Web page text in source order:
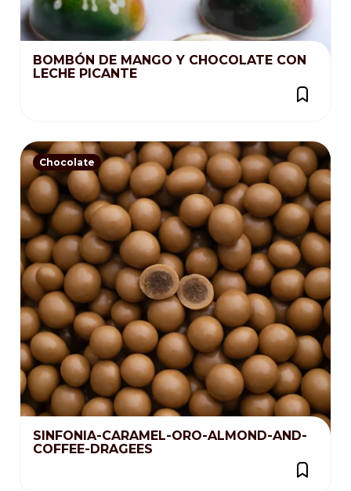
BOMBÓN DE MANGO Y CHOCOLATE CON
LECHE PICANTE
Chocolate
SINFONIA-CARAMEL-ORO-ALMOND-AND-
COFFEE-DRAGEES